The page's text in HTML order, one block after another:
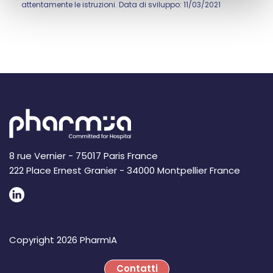
attentamente le istruzioni. Data di sviluppo: 11/03/2021
8 rue Vernier - 75017 Paris France
222 Place Ernest Granier - 34000 Montpellier France
Copyright 2026 PharmIA
Contatti